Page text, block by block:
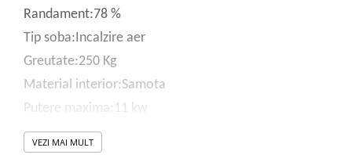
Randament:78 %
Tip soba:Incalzire aer
Greutate:250 Kg
Material interior:Samota
Putere maxima:11 kw
Tip Deschidere:Standard
VEZI MAI MULT